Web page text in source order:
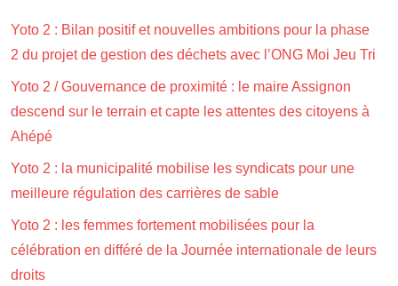
Yoto 2 : Bilan positif et nouvelles ambitions pour la phase
2 du projet de gestion des déchets avec l’ONG Moi Jeu Tri
Yoto 2 / Gouvernance de proximité : le maire Assignon
descend sur le terrain et capte les attentes des citoyens à
Ahépé
Yoto 2 : la municipalité mobilise les syndicats pour une
meilleure régulation des carrières de sable
Yoto 2 : les femmes fortement mobilisées pour la
célébration en différé de la Journée internationale de leurs
droits